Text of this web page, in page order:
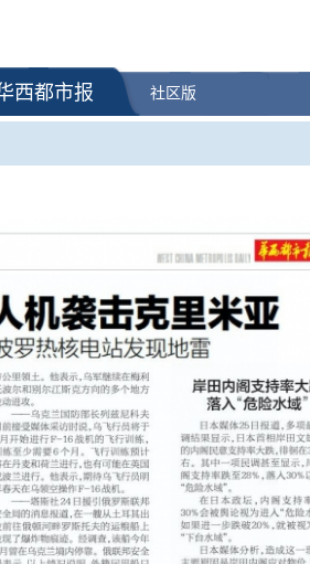
西都市报 社区版
相关司法
适应的予以
外交部发言人就广岛核爆81
等答记者问